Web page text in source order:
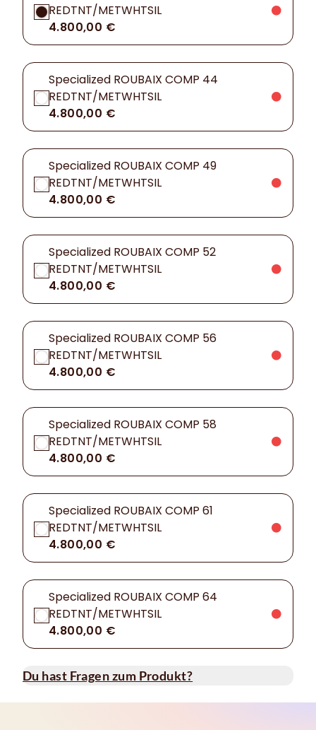
REDTNT/METWHTSIL
4.800,00 €
Specialized ROUBAIX COMP 44
REDTNT/METWHTSIL
4.800,00 €
Specialized ROUBAIX COMP 49
REDTNT/METWHTSIL
4.800,00 €
Specialized ROUBAIX COMP 52
REDTNT/METWHTSIL
4.800,00 €
Specialized ROUBAIX COMP 56
REDTNT/METWHTSIL
4.800,00 €
Specialized ROUBAIX COMP 58
REDTNT/METWHTSIL
4.800,00 €
Specialized ROUBAIX COMP 61
REDTNT/METWHTSIL
4.800,00 €
Specialized ROUBAIX COMP 64
REDTNT/METWHTSIL
4.800,00 €
Du hast Fragen zum Produkt?